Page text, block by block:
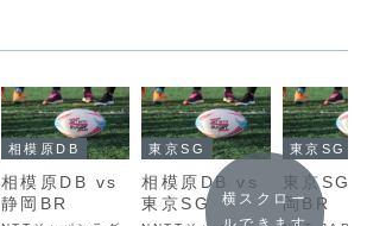
相模原DB
相模原DB vs
静岡BR
東京SG
相模原DB vs
東京SG
東京SG
東京SG
岡BR
横スクロー